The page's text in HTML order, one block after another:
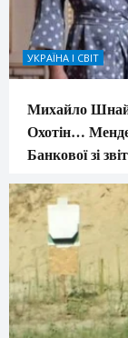
УКРАЇНА І СВІТ
Михайло
Охотін…
Банкової зі